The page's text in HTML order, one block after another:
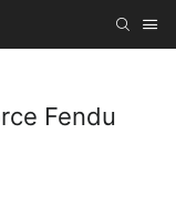
Fendu